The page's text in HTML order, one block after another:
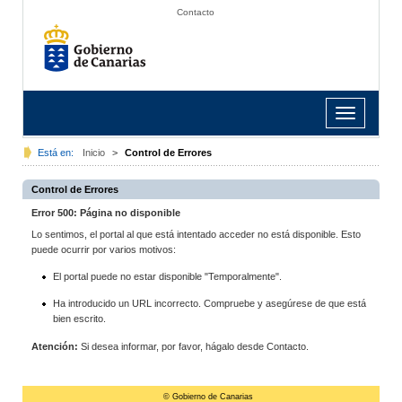
Contacto
Toggle
navigation
Está en: Inicio > Control de Errores
Control de Errores
Error 500: Página no disponible
Lo sentimos, el portal al que está intentado acceder no está disponible. Esto
puede ocurrir por varios motivos:
El portal puede no estar disponible "Temporalmente".
Ha introducido un URL incorrecto. Compruebe y asegúrese de que está
bien escrito.
Atención: Si desea informar, por favor, hágalo desde Contacto.
© Gobierno de Canarias